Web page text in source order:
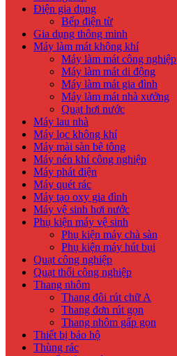
Điện gia dụng
Bếp điện từ
Gia dụng thông minh
Máy làm mát không khí
Máy làm mát công nghiệp
Máy làm mát di động
Máy làm mát gia đình
Máy làm mát nhà xưởng
Quạt hơi nước
Máy lau nhà
Máy lọc không khí
Máy mài sàn bê tông
Máy nén khí công nghiệp
Máy phát điện
Máy quét rác
Máy tạo oxy gia đình
Máy vệ sinh hơi nước
Phụ kiện máy vệ sinh
Phụ kiện máy chà sàn
Phụ kiện máy hút bụi
Quạt công nghiệp
Quạt thổi công nghiệp
Thang nhôm
Thang đôi rút chữ A
Thang đơn rút gọn
Thang nhôm gấp gọn
Thiết bị bảo hộ
Thùng rác